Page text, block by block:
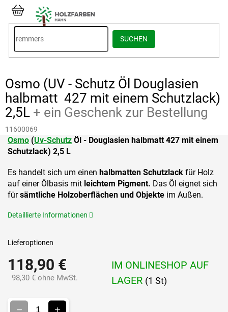
Inhalt
springen
SUCHEN
WARENKORB
Osmo (UV - Schutz Öl Douglasien
halbmatt 427 mit einem Schutzlack)
2,5L + ein Geschenk zur Bestellung
11600069
118,90 €
98,30 € ohne MwSt.
IM ONLINESHOP AUF
LAGER (1 St)
Lieferoptionen
Osmo (Uv-Schutz Öl - Douglasien halbmatt 427 mit einem
Schutzlack) 2,5 L
Es handelt sich um einen halbmatten Schutzlack für Holz
auf einer Ölbasis mit leichtem Pigment. Das Öl eignet sich
fürsämtliche Holzoberflächen und Objekte im Außen.
Detaillierte Informationen